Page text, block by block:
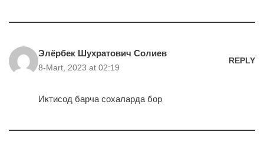
Элёрбек Шухратович Солиев
8-Mart, 2023 at 02:19
REPLY
Иктисод барча сохаларда бор